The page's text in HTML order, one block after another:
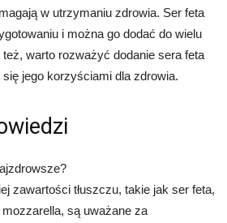
w utrzymaniu zdrowia. Ser feta
i można go dodać do wielu
warto rozważyć dodanie sera feta
jego korzyściami dla zdrowia.
zawartości tłuszczu, takie jak ser feta,
są uważane za